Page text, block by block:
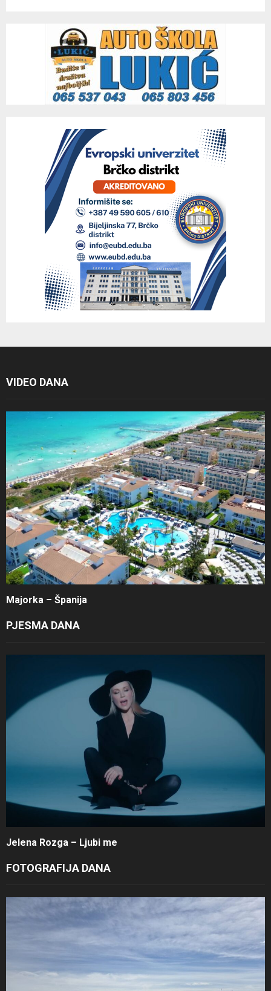
VIDEO DANA
Majorka – Španija
PJESMA DANA
Jelena Rozga – Ljubi me
FOTOGRAFIJA DANA